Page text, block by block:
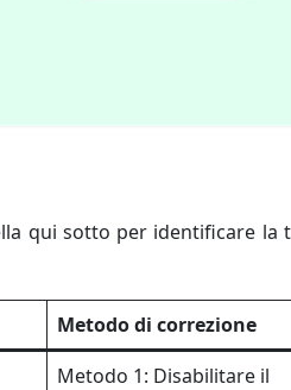
qui sotto per identificare la
Metodo di correzione
Metodo 1: Disabilitare il